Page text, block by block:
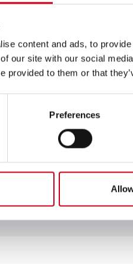
content and ads, to
our site with our social
provided to them or that
Preferences
te